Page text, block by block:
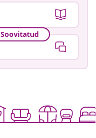
Soovitatud